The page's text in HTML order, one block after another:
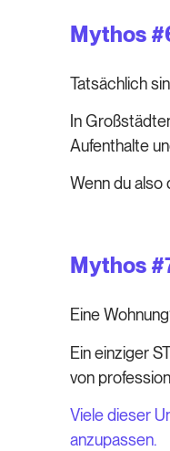
Mythos
Tatsächlich
In
Aufenthalte
Wenn du also
Mythos
Eine
Ein einziger
von
Viele dieser
anzupassen.